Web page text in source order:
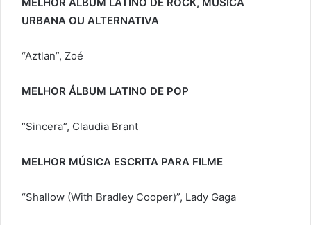
MELHOR ÁLBUM LATINO DE ROCK, MÚSICA
URBANA OU ALTERNATIVA
“Aztlan”, Zoé
MELHOR ÁLBUM LATINO DE POP
“Sincera”, Claudia Brant
MELHOR MÚSICA ESCRITA PARA FILME
“Shallow (With Bradley Cooper)”, Lady Gaga